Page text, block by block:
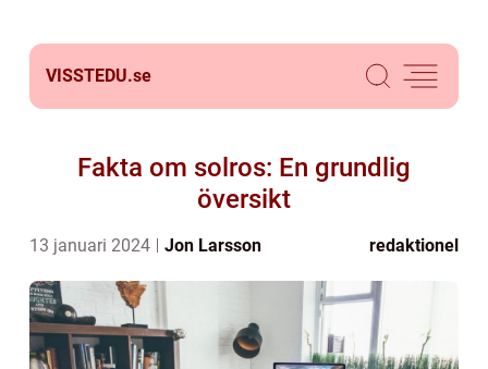
VISSTEDU.se
Fakta om solros: En grundlig
översikt
13 januari 2024 Jon Larsson redaktionel